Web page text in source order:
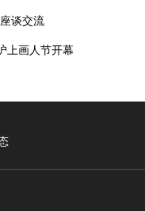
谈交流
上画人节开幕